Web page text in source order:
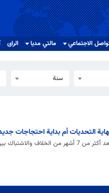
الاجتماعي مالتي مدیا الرای
سنة
التحديات أم بداية احتجاجات
لبيد وبيني غانتس.